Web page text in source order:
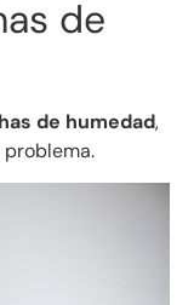
de
de humedad,